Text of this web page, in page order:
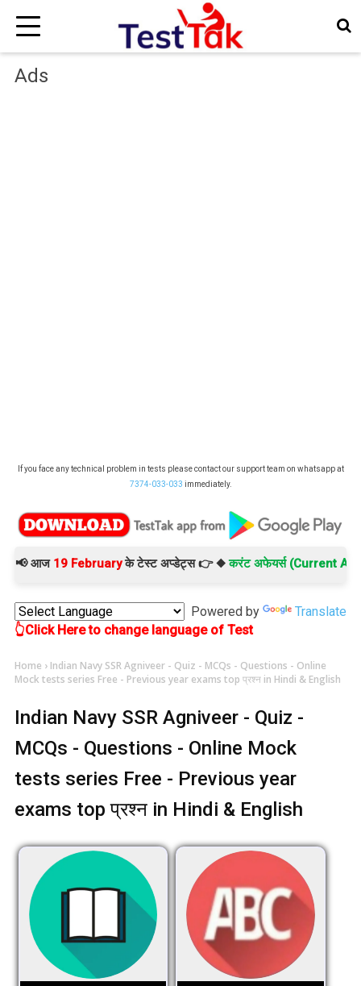
Ads
If you face any technical problem in tests please contact our support team on whatsapp at
7374-033-033 immediately.
आज19 Februaryके टेस्ट अप्डेट्स 👉 ◆करंट अफेयर्स (Current
×
Powered by
Translate
👆Click Here to change language of Test
Home › Indian Navy SSR Agniveer - Quiz - MCQs - Questions - Online
Mock tests series Free - Previous year exams top प्रश्न in Hindi & English
Indian Navy SSR Agniveer - Quiz -
MCQs - Questions - Online Mock
tests series Free - Previous year
exams top प्रश्न in Hindi & English